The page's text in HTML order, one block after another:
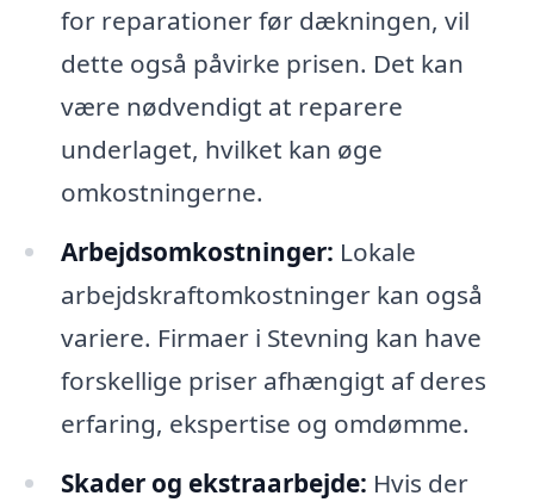
for reparationer før dækningen, vil
dette også påvirke prisen. Det kan
være nødvendigt at reparere
underlaget, hvilket kan øge
omkostningerne.
Arbejdsomkostninger: Lokale
arbejdskraftomkostninger kan også
variere. Firmaer i Stevning kan have
forskellige priser afhængigt af deres
erfaring, ekspertise og omdømme.
Skader og ekstraarbejde: Hvis der